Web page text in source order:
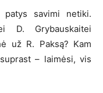
savimi netiki.
D. Grybauskaitei
už R. Paksą? Kam
– laimėsi, vis